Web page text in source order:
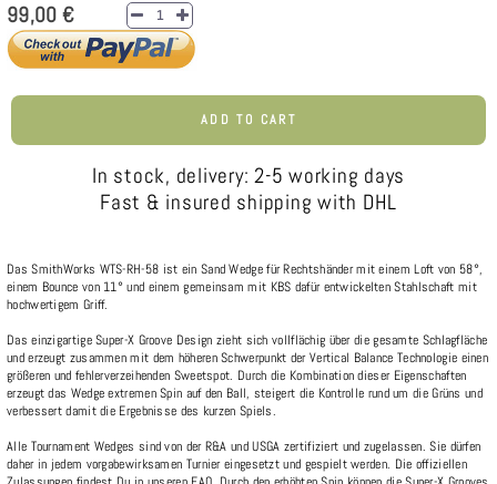
99,00 €
ADD TO CART
In stock, delivery: 2-5 working days
Fast & insured shipping with DHL
Das SmithWorks WTS-RH-58 ist ein Sand Wedge für Rechtshänder mit einem Loft von 58°,
einem Bounce von 11° und einem gemeinsam mit KBS dafür entwickelten Stahlschaft mit
hochwertigem Griff.
Das einzigartige Super-X Groove Design zieht sich vollflächig über die gesamte Schlagfläche
und erzeugt zusammen mit dem höheren Schwerpunkt der Vertical Balance Technologie einen
größeren und fehlerverzeihenden Sweetspot. Durch die Kombination dieser Eigenschaften
erzeugt das Wedge extremen Spin auf den Ball, steigert die Kontrolle rund um die Grüns und
verbessert damit die Ergebnisse des kurzen Spiels.
Alle Tournament Wedges sind von der R&A und USGA zertifiziert und zugelassen. Sie dürfen
daher in jedem vorgabewirksamen Turnier eingesetzt und gespielt werden. Die offiziellen